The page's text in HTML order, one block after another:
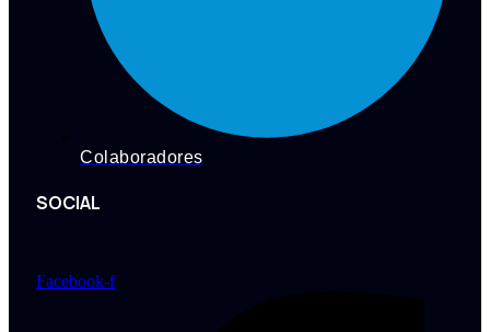
Colaboradores
SOCIAL
Facebook-f